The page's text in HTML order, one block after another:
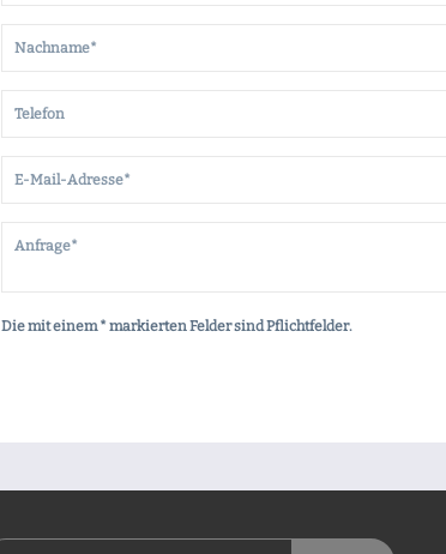
Die mit einem * markierten Felder sind Pflichtfelder.